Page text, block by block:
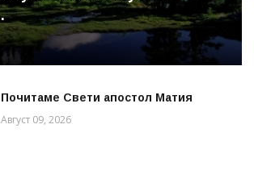
Почитаме Свети апостол Матия
Август 09, 2026